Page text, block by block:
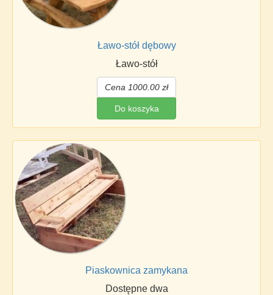
Ławo-stół dębowy
Ławo-stół
Cena 1000.00 zł
Do koszyka
Piaskownica zamykana
Dostępne dwa